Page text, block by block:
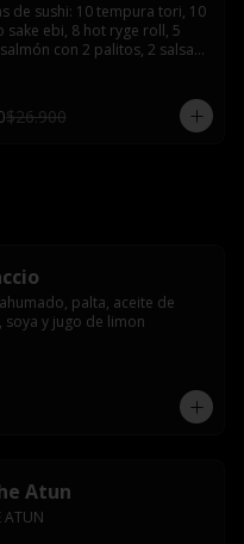
de sushi: 10 tempura tori, 10
sake ebi, 8 hot ryge roll, 5
con 2 palitos, 2 salsas
$26.900
palta, aceite de
soya y jugo de limon
Atun
ATUN